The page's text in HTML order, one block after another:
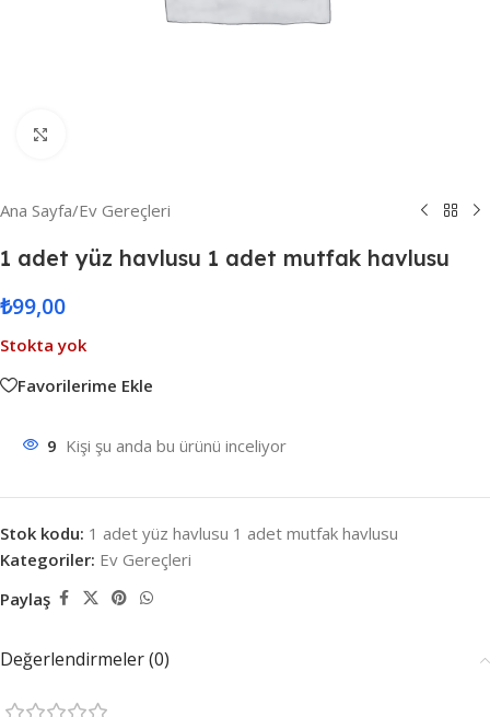
Ana Sayfa/Ev Gereçleri
1 adet yüz havlusu 1 adet mutfak havlusu
₺99,00
Stokta yok
Favorilerime Ekle
9 Kişi şu anda bu ürünü inceliyor
Stok kodu: 1 adet yüz havlusu 1 adet mutfak havlusu
Kategoriler: Ev Gereçleri
Paylaş
Değerlendirmeler (0)